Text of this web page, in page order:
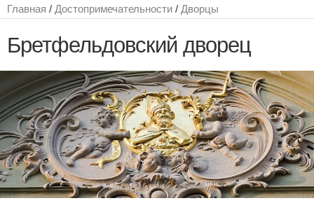
Главная / Достопримечательности / Дворцы
Бретфельдовский дворец